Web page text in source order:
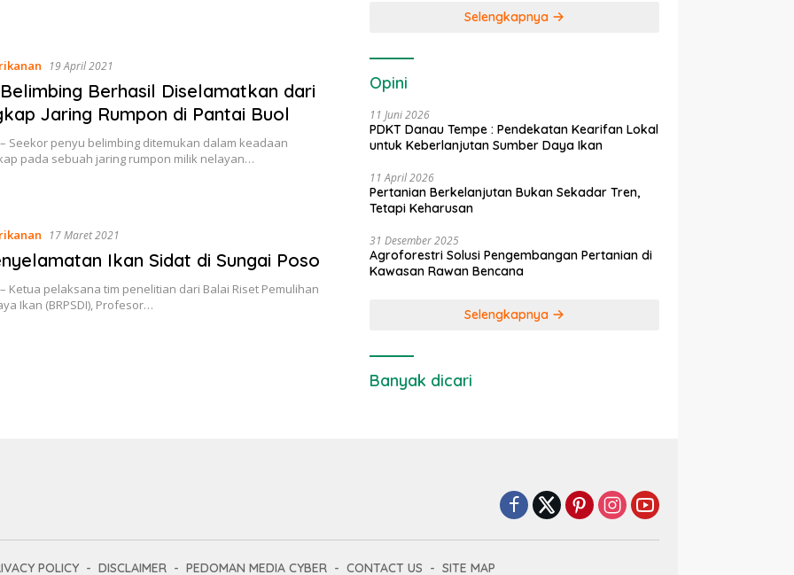
19 April 2021
Berhasil Diselamatkan dari
Jaring Rumpon di Pantai Buol
Seekor penyu belimbing ditemukan dalam keadaan
pada sebuah jaring rumpon milik nelayan…
17 Maret 2021
Ikan Sidat di Sungai Poso
Ketua pelaksana tim penelitian dari Balai Riset Pemulihan
Ikan (BRPSDI), Profesor…
Selengkapnya
Opini
11 Juni 2026
PDKT Danau Tempe : Pendekatan Kearifan Lokal
untuk Keberlanjutan Sumber Daya Ikan
11 April 2026
Pertanian Berkelanjutan Bukan Sekadar Tren,
Tetapi Keharusan
31 Desember 2025
Agroforestri Solusi Pengembangan Pertanian di
Kawasan Rawan Bencana
Selengkapnya
Banyak dicari
POLICY DISCLAIMER PEDOMAN MEDIA CYBER CONTACT US SITE MAP